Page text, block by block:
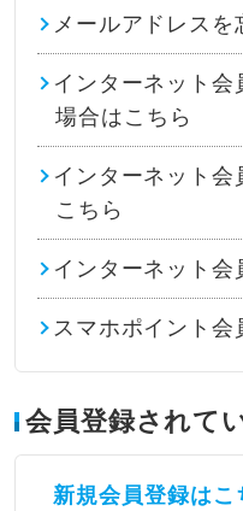
メールアドレスを
インターネット会
場合はこちら
インターネット会
こちら
インターネット会
スマホポイント会
会員登録されて
新規会員登録は